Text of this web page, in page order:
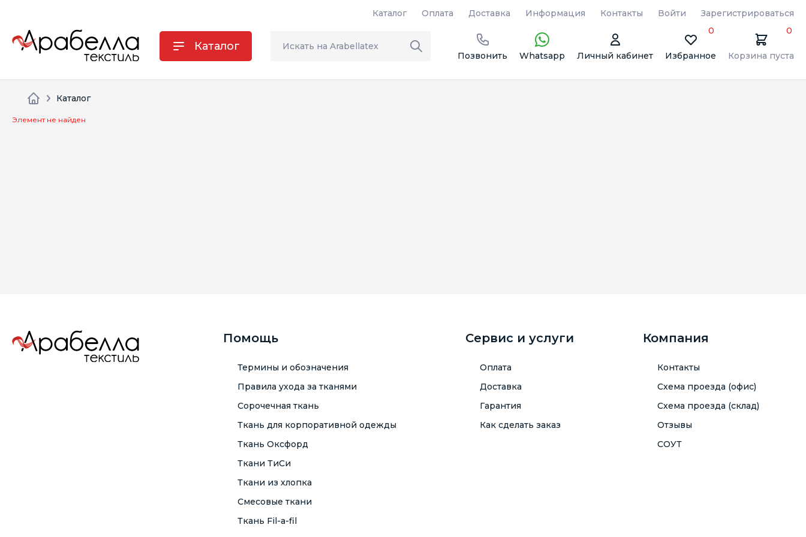
Каталог Оплата Доставка Информация Контакты Войти Зарегистрироваться
Каталог
Позвонить Whatsapp Личный кабинет Избранное
0
Корзина пуста
0
Каталог
Элемент не найден
Помощь
Термины и обозначения
Правила ухода за тканями
Сорочечная ткань
Ткань для корпоративной одежды
Ткань Оксфорд
Ткани ТиСи
Ткани из хлопка
Смесовые ткани
Ткань Fil-a-fil
Сервис и услуги
Оплата
Доставка
Гарантия
Как сделать заказ
Компания
Контакты
Схема проезда (офис)
Схема проезда (склад)
Отзывы
СОУТ